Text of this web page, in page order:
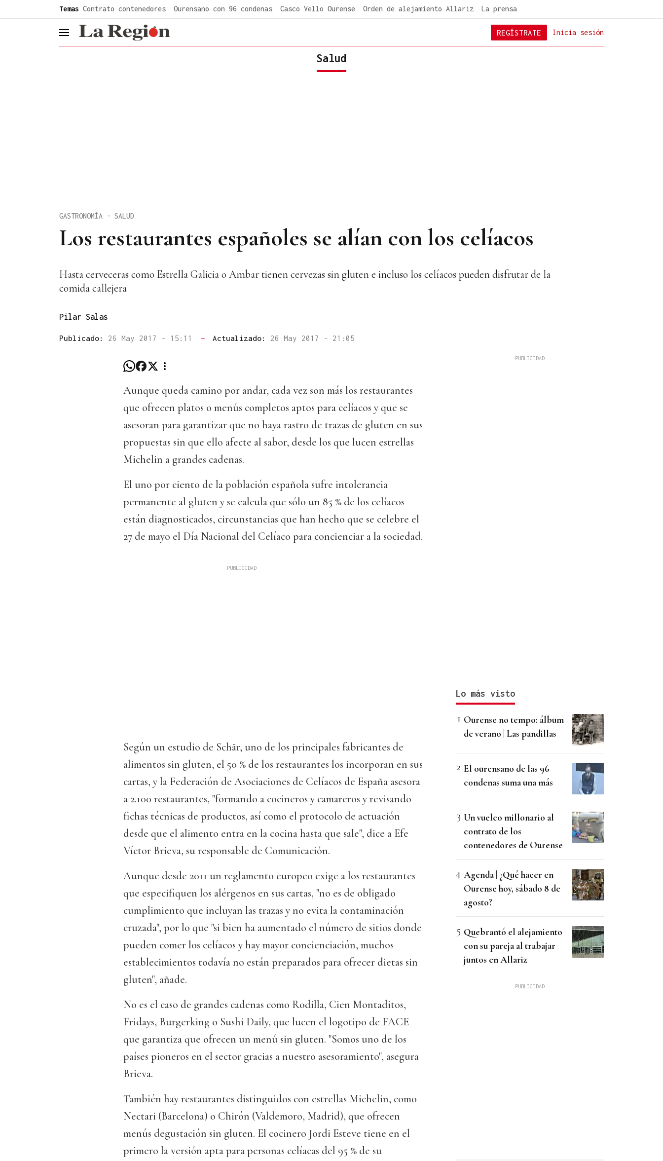
Temas Contrato contenedores Ourensano con 96 condenas Casco Vello Ourense Orden de alejamiento Allariz La prensa
header.menu.open Inicia sesión
REGÍSTRATE
Salud
Los restaurantes españoles se alían con los celíacos
GASTRONOMÍA - SALUD
Hasta cerveceras como Estrella Galicia o Ambar tienen cervezas sin gluten e incluso los celíacos pueden disfrutar de la
comida callejera
Pilar Salas
Publicado: 26 May 2017 - 15:11 — Actualizado: 26 May 2017 - 21:05
Aunque queda camino por andar, cada vez son más los restaurantes
que ofrecen platos o menús completos aptos para celíacos y que se
asesoran para garantizar que no haya rastro de trazas de gluten en sus
propuestas sin que ello afecte al sabor, desde los que lucen estrellas
Michelin a grandes cadenas.
El uno por ciento de la población española sufre intolerancia
permanente al gluten y se calcula que sólo un 85 % de los celíacos
están diagnosticados, circunstancias que han hecho que se celebre el
27 de mayo el Día Nacional del Celíaco para concienciar a la sociedad.
Según un estudio de Schär, uno de los principales fabricantes de
alimentos sin gluten, el 50 % de los restaurantes los incorporan en sus
cartas, y la Federación de Asociaciones de Celíacos de España asesora
a 2.100 restaurantes, "formando a cocineros y camareros y revisando
fichas técnicas de productos, así como el protocolo de actuación
desde que el alimento entra en la cocina hasta que sale", dice a Efe
Víctor Brieva, su responsable de Comunicación.
Aunque desde 2011 un reglamento europeo exige a los restaurantes
que especifiquen los alérgenos en sus cartas, "no es de obligado
cumplimiento que incluyan las trazas y no evita la contaminación
cruzada", por lo que "si bien ha aumentado el número de sitios donde
pueden comer los celíacos y hay mayor concienciación, muchos
establecimientos todavía no están preparados para ofrecer dietas sin
gluten", añade.
No es el caso de grandes cadenas como Rodilla, Cien Montaditos,
Fridays, Burgerking o Sushi Daily, que lucen el logotipo de FACE
que garantiza que ofrecen un menú sin gluten. "Somos uno de los
países pioneros en el sector gracias a nuestro asesoramiento", asegura
Brieva.
También hay restaurantes distinguidos con estrellas Michelin, como
Nectari (Barcelona) o Chirón (Valdemoro, Madrid), que ofrecen
menús degustación sin gluten. El cocinero Jordi Esteve tiene en el
primero la versión apta para personas celíacas del 95 % de su
Lo más visto
Ourense no tempo: álbum
de verano | Las pandillas
El ourensano de las 96
condenas suma una más
Un vuelco millonario al
contrato de los
contenedores de Ourense
Agenda | ¿Qué hacer en
Ourense hoy, sábado 8 de
agosto?
Quebrantó el alejamiento
con su pareja al trabajar
juntos en Allariz